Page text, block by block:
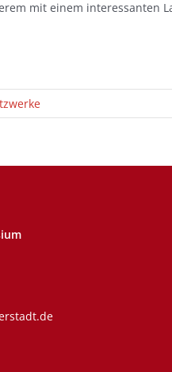
mit einem interessanten